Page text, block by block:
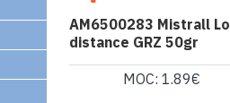
AM6500283 Mistrall
distance GRZ 50gr
MOC: 1.89€